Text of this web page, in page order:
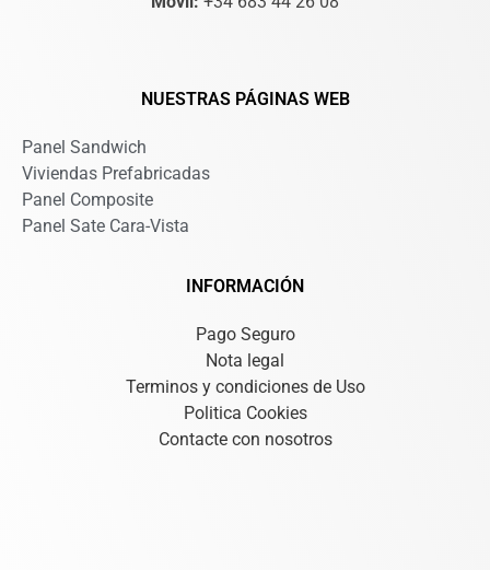
NUESTRAS PÁGINAS WEB
Panel Sandwich
Viviendas Prefabricadas
Panel Composite
Panel Sate Cara-Vista
INFORMACIÓN
Pago Seguro
Nota legal
Terminos y condiciones de Uso
Politica Cookies
Contacte con nosotros